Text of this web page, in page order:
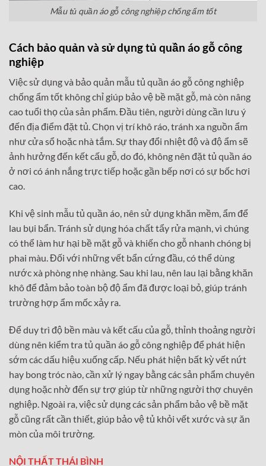
Mẫu tủ quần áo gỗ công nghiệp chống ẩm tốt
Cách bảo quản và sử dụng tủ quần áo gỗ công
nghiệp
Việc sử dụng và bảo quản mẫu tủ quần áo gỗ công nghiệp
chống ẩm tốt không chỉ giúp bảo vệ bề mặt gỗ, mà còn nâng
cao tuổi thọ của sản phẩm. Đầu tiên, người dùng cần lưu ý
đến địa điểm đặt tủ. Chọn vị trí khô ráo, tránh xa nguồn ẩm
như cửa sổ hoặc nhà tắm. Sự thay đổi nhiệt độ và độ ẩm sẽ
ảnh hưởng đến kết cấu gỗ, do đó, không nên đặt tủ quần áo
ở nơi có ánh nắng trực tiếp hoặc gần bếp nơi có sự bốc hơi
cao.
Khi vệ sinh mẫu tủ quần áo, nên sử dụng khăn mềm, ẩm để
lau bụi bẩn. Tránh sử dụng hóa chất tẩy rửa mạnh, vì chúng
có thể làm hư hại bề mặt gỗ và khiến cho gỗ nhanh chóng bị
phai màu. Đối với những vết bẩn cứng đầu, có thể dùng
nước xà phòng nhẹ nhàng. Sau khi lau, nên lau lại bằng khăn
khô để đảm bảo toàn bộ độ ẩm đã được loại bỏ, giúp tránh
trường hợp ẩm mốc xảy ra.
Để duy trì độ bền màu và kết cấu của gỗ, thỉnh thoảng người
dùng nên kiểm tra tủ quần áo gỗ công nghiệp để phát hiện
sớm các dấu hiệu xuống cấp. Nếu phát hiện bất kỳ vết nứt
hay bong tróc nào, cần xử lý ngay bằng các sản phẩm chuyên
dụng hoặc nhờ đến sự trợ giúp từ những người thợ chuyên
nghiệp. Ngoài ra, việc sử dụng các sản phẩm bảo vệ bề mặt
gỗ cũng rất cần thiết, giúp bảo vệ tủ khỏi vết xước và sự ăn
mòn của môi trường.
NỘI THẤT THÁI BÌNH